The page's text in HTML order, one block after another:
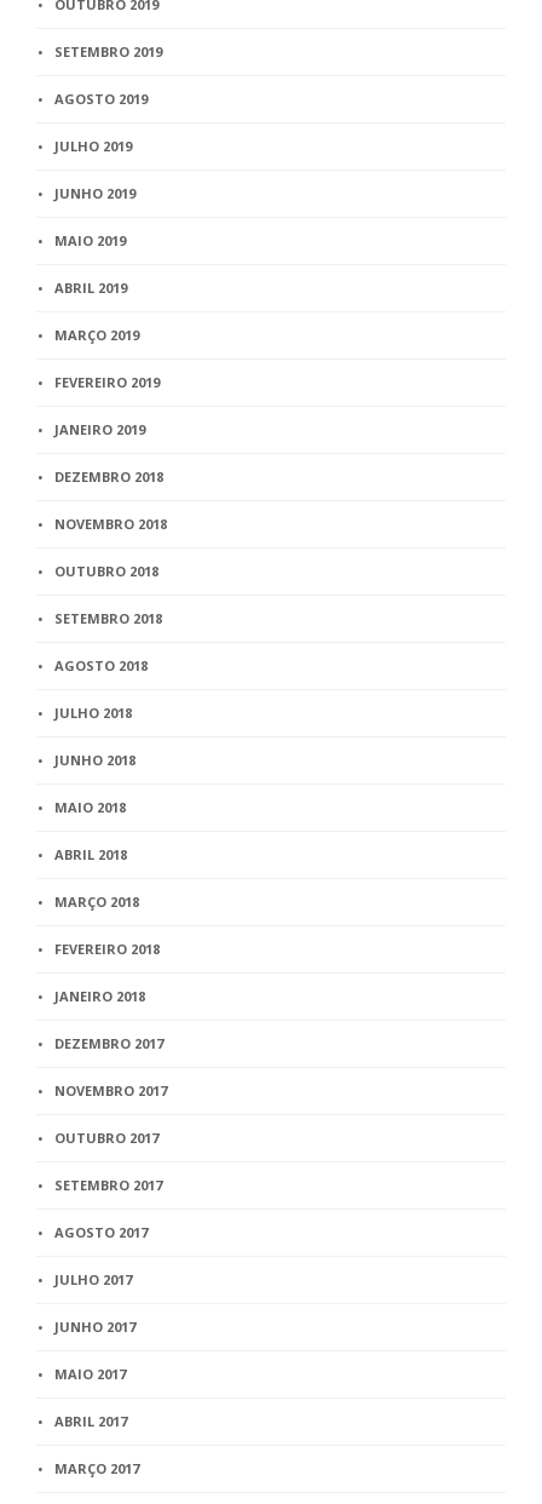
OUTUBRO 2019
SETEMBRO 2019
AGOSTO 2019
JULHO 2019
JUNHO 2019
MAIO 2019
ABRIL 2019
MARÇO 2019
FEVEREIRO 2019
JANEIRO 2019
DEZEMBRO 2018
NOVEMBRO 2018
OUTUBRO 2018
SETEMBRO 2018
AGOSTO 2018
JULHO 2018
JUNHO 2018
MAIO 2018
ABRIL 2018
MARÇO 2018
FEVEREIRO 2018
JANEIRO 2018
DEZEMBRO 2017
NOVEMBRO 2017
OUTUBRO 2017
SETEMBRO 2017
AGOSTO 2017
JULHO 2017
JUNHO 2017
MAIO 2017
ABRIL 2017
MARÇO 2017